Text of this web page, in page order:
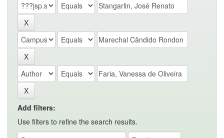
Add filters:
Use filters to refine the search results.